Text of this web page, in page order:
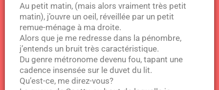
Au petit matin, (mais alors vraiment très petit
matin), j’ouvre un oeil, réveillée par un petit
remue-ménage à ma droite.
Alors que je me redresse dans la pénombre,
j’entends un bruit très caractéristique.
Du genre métronome devenu fou, tapant une
cadence insensée sur le duvet du lit.
Qu’est-ce, me direz-vous?